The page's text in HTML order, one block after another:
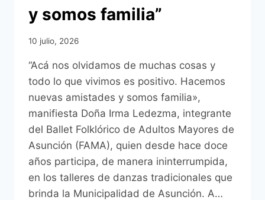
y somos familia”
10 julio, 2026
“Acá nos olvidamos de muchas cosas y
todo lo que vivimos es positivo. Hacemos
nuevas amistades y somos familia»,
manifiesta Doña Irma Ledezma, integrante
del Ballet Folklórico de Adultos Mayores de
Asunción (FAMA), quien desde hace doce
años participa, de manera ininterrumpida,
en los talleres de danzas tradicionales que
brinda la Municipalidad de Asunción. A…